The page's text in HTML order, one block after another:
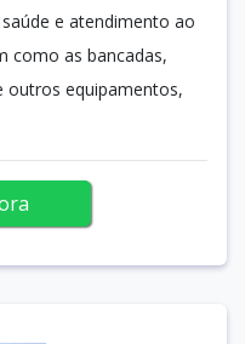
e atendimento ao
como as bancadas,
outros equipamentos,